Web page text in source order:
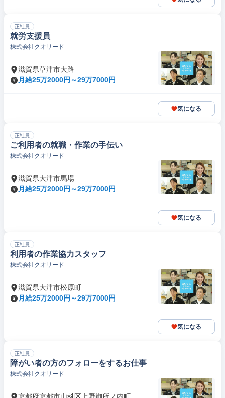
正社員
就労支援員
株式会社クオリード
滋賀県草津市大路
月給25万2000円～29万7000円
気になる
正社員
ご利用者の就職・作業の手伝い
株式会社クオリード
滋賀県大津市馬場
月給25万2000円～29万7000円
気になる
正社員
利用者の作業協力スタッフ
株式会社クオリード
滋賀県大津市松原町
月給25万2000円～29万7000円
気になる
正社員
障がい者の方のフォローをするお仕事
株式会社クオリード